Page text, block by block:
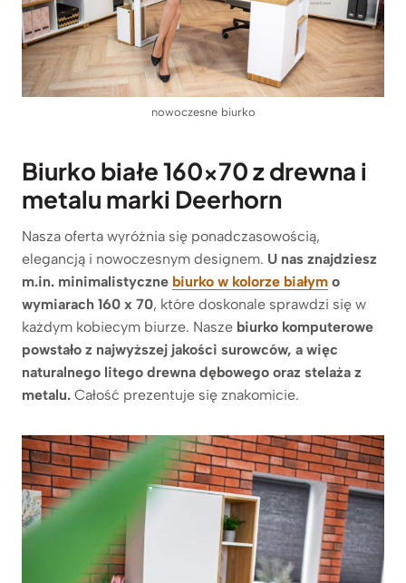
nowoczesne biurko
Biurko białe 160×70 z drewna i
metalu marki Deerhorn
Nasza oferta wyróżnia się ponadczasowością,
elegancją i nowoczesnym designem. U nas znajdziesz
m.in. minimalistyczne biurko w kolorze białym o
wymiarach 160 x 70, które doskonale sprawdzi się w
każdym kobiecym biurze. Nasze biurko komputerowe
powstało z najwyższej jakości surowców, a więc
naturalnego litego drewna dębowego oraz stelaża z
metalu. Całość prezentuje się znakomicie.